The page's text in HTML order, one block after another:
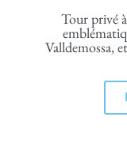
Tour privé
Valldemossa,